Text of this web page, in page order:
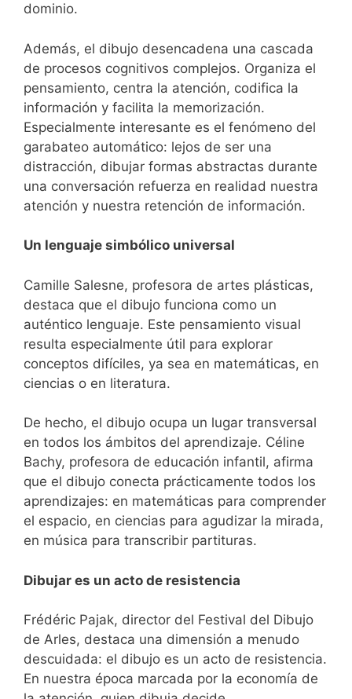
dominio.
Además, el dibujo desencadena una cascada
de procesos cognitivos complejos. Organiza el
pensamiento, centra la atención, codifica la
información y facilita la memorización.
Especialmente interesante es el fenómeno del
garabateo automático: lejos de ser una
distracción, dibujar formas abstractas durante
una conversación refuerza en realidad nuestra
atención y nuestra retención de información.
Un lenguaje simbólico universal
Camille Salesne, profesora de artes plásticas,
destaca que el dibujo funciona como un
auténtico lenguaje. Este pensamiento visual
resulta especialmente útil para explorar
conceptos difíciles, ya sea en matemáticas, en
ciencias o en literatura.
De hecho, el dibujo ocupa un lugar transversal
en todos los ámbitos del aprendizaje. Céline
Bachy, profesora de educación infantil, afirma
que el dibujo conecta prácticamente todos los
aprendizajes: en matemáticas para comprender
el espacio, en ciencias para agudizar la mirada,
en música para transcribir partituras.
Dibujar es un acto de resistencia
Frédéric Pajak, director del Festival del Dibujo
de Arles, destaca una dimensión a menudo
descuidada: el dibujo es un acto de resistencia.
En nuestra época marcada por la economía de